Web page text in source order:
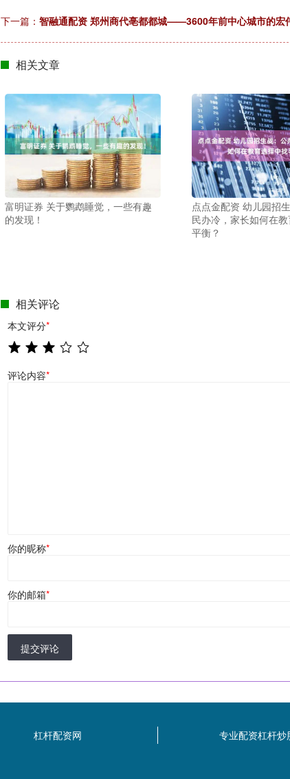
下一篇： 智融通配资 郑州商代亳都都城——3600年前中心城市的宏
相关文章
富明证券 关于鹦鹉睡觉，一些有趣
的发现！
点点金配资 幼儿园招
民办冷，家长如何在
平衡？
相关评论
本文评分*
评论内容*
你的昵称*
你的邮箱*
提交评论
杠杆配资网 专业配资杠杆炒